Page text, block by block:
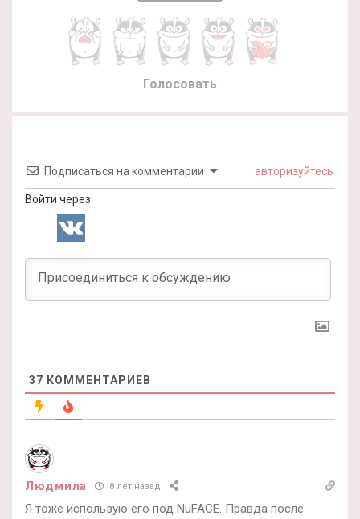
Голосовать
Подписаться на комментарии авторизуйтесь
Войти через:
37 КОММЕНТАРИЕВ
Людмила 8 лет назад
Я тоже использую его под NuFACE. Правда после